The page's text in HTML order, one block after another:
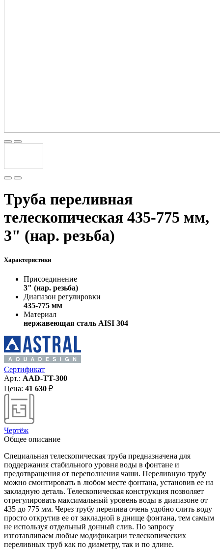
Труба переливная
телескопическая 435-775 мм,
3" (нар. резьба)
Характеристики
Присоединение
3" (нар. резьба)
Диапазон регулировки
435-775 мм
Материал
нержавеющая сталь AISI 304
Сертификат
Арт.: AAD-TT-300
Цена: 41 630 ₽
Чертёж
Общее описание
Специальная телескопическая труба предназначена для
поддержания стабильного уровня воды в фонтане и
предотвращения от переполнения чаши. Переливную трубу
можно смонтировать в любом месте фонтана, установив ее на
закладную деталь. Телескопическая конструкция позволяет
отрегулировать максимальный уровень воды в диапазоне от
435 до 775 мм. Через трубу перелива очень удобно слить воду
просто открутив ее от закладной в днище фонтана, тем самым
не используя отдельный донный слив. По запросу
изготавливаем любые модификации телескопических
переливных труб как по диаметру, так и по длине.